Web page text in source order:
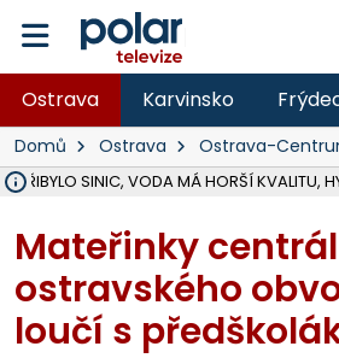
Ostrava Karvinsko
Domů Ostrava Ostrava-
PŘIBYLO SINIC, VODA MÁ HORŠÍ KVALITU,
Mateřinky
ostravského
loučí s